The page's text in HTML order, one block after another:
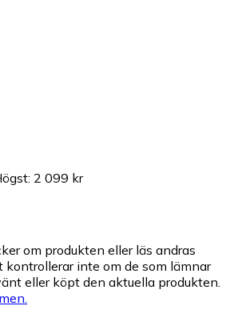
: 2 099 kr
om produkten eller läs andras
kontrollerar inte om de som lämnar
eller köpt den aktuella produkten.